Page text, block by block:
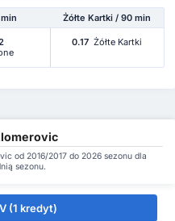
Żółte Kartki / 90 min
0.17 Żółte Kartki
od 2016/2017 do 2026 sezonu dla
sezonu.
(1 kredyt)